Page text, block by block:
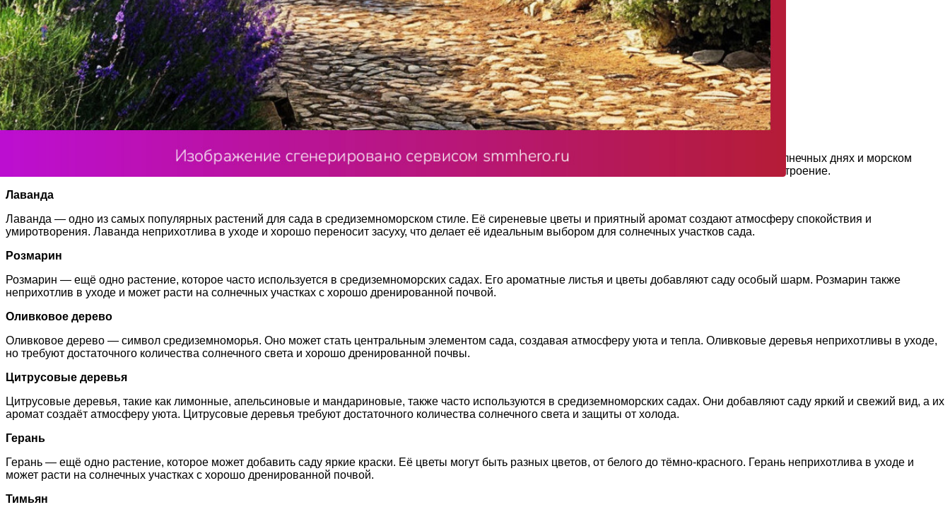
Средиземноморский стиль в ландшафтном дизайне привлекает своей красотой и уютом. Он создаёт атмосферу тепла и гармонии, напоминая о солнечных днях и морском
побережье. Чтобы создать такой сад, важно правильно подобрать растения, которые будут соответствовать общему стилю и создавать нужное настроение.
Лаванда
Лаванда — одно из самых популярных растений для сада в средиземноморском стиле. Её сиреневые цветы и приятный аромат создают атмосферу спокойствия и
умиротворения. Лаванда неприхотлива в уходе и хорошо переносит засуху, что делает её идеальным выбором для солнечных участков сада.
Розмарин
Розмарин — ещё одно растение, которое часто используется в средиземноморских садах. Его ароматные листья и цветы добавляют саду особый шарм. Розмарин также
неприхотлив в уходе и может расти на солнечных участках с хорошо дренированной почвой.
Оливковое дерево
Оливковое дерево — символ средиземноморья. Оно может стать центральным элементом сада, создавая атмосферу уюта и тепла. Оливковые деревья неприхотливы в уходе,
но требуют достаточного количества солнечного света и хорошо дренированной почвы.
Цитрусовые деревья
Цитрусовые деревья, такие как лимонные, апельсиновые и мандариновые, также часто используются в средиземноморских садах. Они добавляют саду яркий и свежий вид, а их
аромат создаёт атмосферу уюта. Цитрусовые деревья требуют достаточного количества солнечного света и защиты от холода.
Герань
Герань — ещё одно растение, которое может добавить саду яркие краски. Её цветы могут быть разных цветов, от белого до тёмно-красного. Герань неприхотлива в уходе и
может расти на солнечных участках с хорошо дренированной почвой.
Тимьян